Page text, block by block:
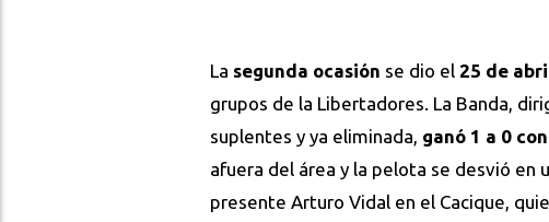
La segunda ocasión se dio el 25 de
grupos de la Libertadores. La Banda,
suplentes y ya eliminada, ganó 1 a 0
afuera del área y la pelota se desvió en
presente Arturo Vidal en el Cacique,